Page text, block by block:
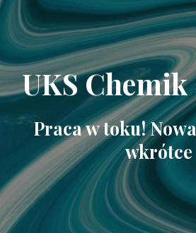
UKS
Praca w toku!
wkrótce